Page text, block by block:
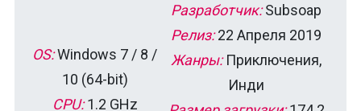
OS:Windows 7 / 8 /
10 (64-bit)
CPU:1.2 GHz
Разработчик:Subsoap
Релиз:22 Апреля 2019
Жанры:Приключения,
Инди